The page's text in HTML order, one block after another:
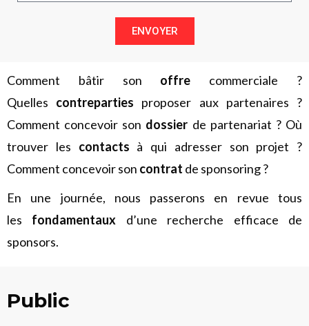
ENVOYER
Comment bâtir son offre commerciale ?
Quelles contreparties proposer aux partenaires ?
Comment concevoir son dossier de partenariat ? Où
trouver les contacts à qui adresser son projet ?
Comment concevoir son contrat de sponsoring ?
En une journée, nous passerons en revue tous
les fondamentaux d’une recherche efficace de
sponsors.
Public